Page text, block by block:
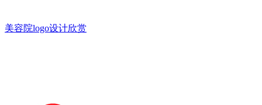
美容院logo设计欣赏